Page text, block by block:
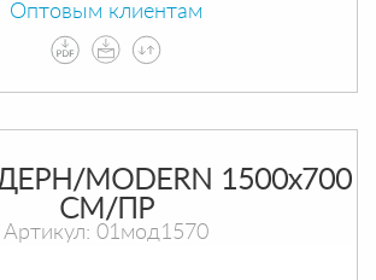
Оптовым клиентам
MODERN 1500х700
СМ/ПР
Артикул: 01мод1570